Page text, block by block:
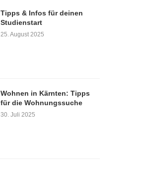
Tipps & Infos für deinen
Studienstart
25. August 2025
Wohnen in Kärnten: Tipps
für die Wohnungssuche
30. Juli 2025